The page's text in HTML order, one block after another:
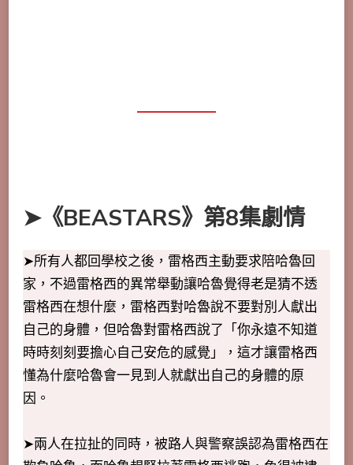
➤《BEASTARS》第8集劇情
➤所有人都回學校之後，雷格西主動要求陪哈魯回
家，不過雷格西的異常舉動讓哈魯覺得老是猜不透
雷格西在想什麼，雷格西對哈魯說不要對別人獻出
自己的身體，但哈魯對雷格西說了「你永遠不知道
時時刻刻要擔心自己安危的感覺」，這才讓雷格西
懂為什麼哈魯會一見到人就獻出自己的身體的原
因。
➤兩人在拉扯的同時，被路人與警察誤認為雷格西在